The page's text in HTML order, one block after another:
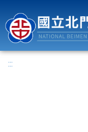
:::